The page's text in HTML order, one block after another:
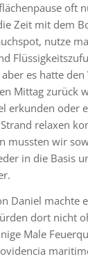
oft
Zeit mit dem
nutze
es hatte den
Mittag zurück
erkunden oder
relaxen
mussten wir
in die Basis
Daniel machte
dort nicht
Male